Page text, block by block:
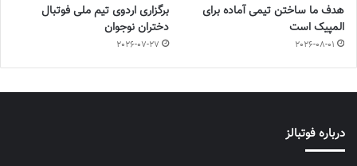
هدف ما ساختن تیمی آماده برای
المپیک است
2026-08-01
برگزاری اردوی تیم ملی فوتبال
دختران نوجوان
2026-07-27
درباره فوتبالز